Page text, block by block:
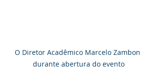
O Diretor Acadêmico Marcelo Zambon
durante abertura do evento